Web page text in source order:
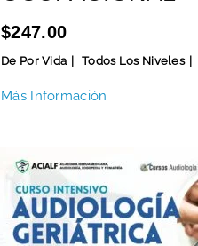
$247.00
De Por Vida Todos Los Niveles
Más Información